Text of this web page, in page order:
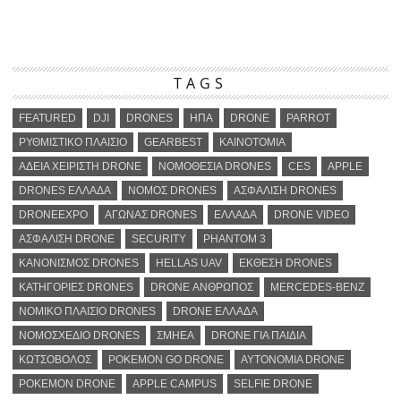
TAGS
FEATURED DJI DRONES ΗΠΑ DRONE
PARROT
ΡΥΘΜΙΣΤΙΚΟ ΠΛΑΙΣΙΟ
GEARBEST
ΚΑΙΝΟΤΟΜΙΑ
ΑΔΕΙΑ ΧΕΙΡΙΣΤΗ DRONE
ΝΟΜΟΘΕΣΙΑ DRONES CES
APPLE
DRONES ΕΛΛΑΔΑ
ΝΟΜΟΣ DRONES
ΑΣΦΑΛΙΣΗ DRONES
DRONEEXPO
ΑΓΩΝΑΣ DRONES ΕΛΛΑΔΑ
DRONE VIDEO
ΑΣΦΑΛΙΣΗ DRONE
SECURITY
PHANTOM 3
ΚΑΝΟΝΙΣΜΟΣ DRONES
HELLAS UAV
ΕΚΘΕΣΗ DRONES
ΚΑΤΗΓΟΡΙΕΣ DRONES
DRONE ΑΝΘΡΩΠΟΣ
MERCEDES-BENZ
ΝΟΜΙΚΟ ΠΛΑΙΣΙΟ DRONES
DRONE ΕΛΛΑΔΑ
ΝΟΜΟΣΧΕΔΙΟ DRONES
ΣΜΗΕΑ
DRONE ΓΙΑ ΠΑΙΔΙΑ
ΚΩΤΣΟΒΟΛΟΣ
POKEMON GO DRONE
ΑΥΤΟΝΟΜΙΑ DRONE
POKEMON DRONE
APPLE CAMPUS SELFIE DRONE